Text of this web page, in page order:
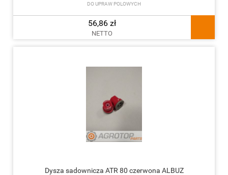
DO UPRAW POLOWYCH
56,86 zł
NETTO
Dysza sadownicza ATR 80 czerwona ALBUZ